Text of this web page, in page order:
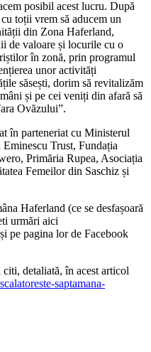
posibil acest lucru. După
toții vrem să aducem un
din Zona Haferland,
de valoare și locurile cu o
în zonă, prin programul
unor activități
săsești, dorim să revitalizăm
și pe cei veniți din afară să
Ovăzului”.
în parteneriat cu Ministerul
Trust, Fundația
Primăria Rupea, Asociația
Femeilor din Saschiz și
Haferland (ce se desfașoară
urmări aici
pe pagina lor de Facebook
detaliată, în acest articol
saptamana-